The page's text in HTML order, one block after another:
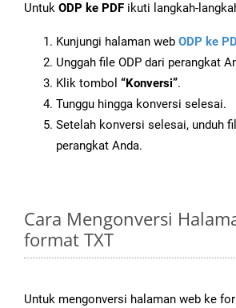
Untuk ODP ke PDF ikuti langkah-
Kunjungi halaman web ODP ke
Unggah file ODP dari perangkat
Klik tombol “Konversi”.
Tunggu hingga konversi selesai.
Setelah konversi selesai, unduh
perangkat Anda.
Cara Mengonversi
format TXT
Untuk mengonversi halaman web ke